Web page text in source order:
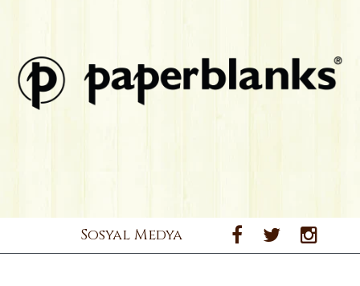
Sosyal Medya